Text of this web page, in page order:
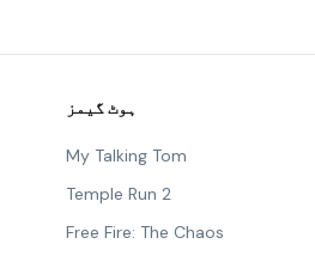
ہوٹ گیمز
My Talking Tom
Temple Run 2
Free Fire: The Chaos